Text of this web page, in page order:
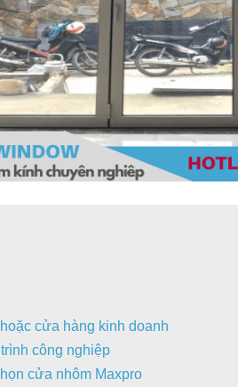
cửa hàng kinh doanh
công nghiệp
cửa nhôm Maxpro